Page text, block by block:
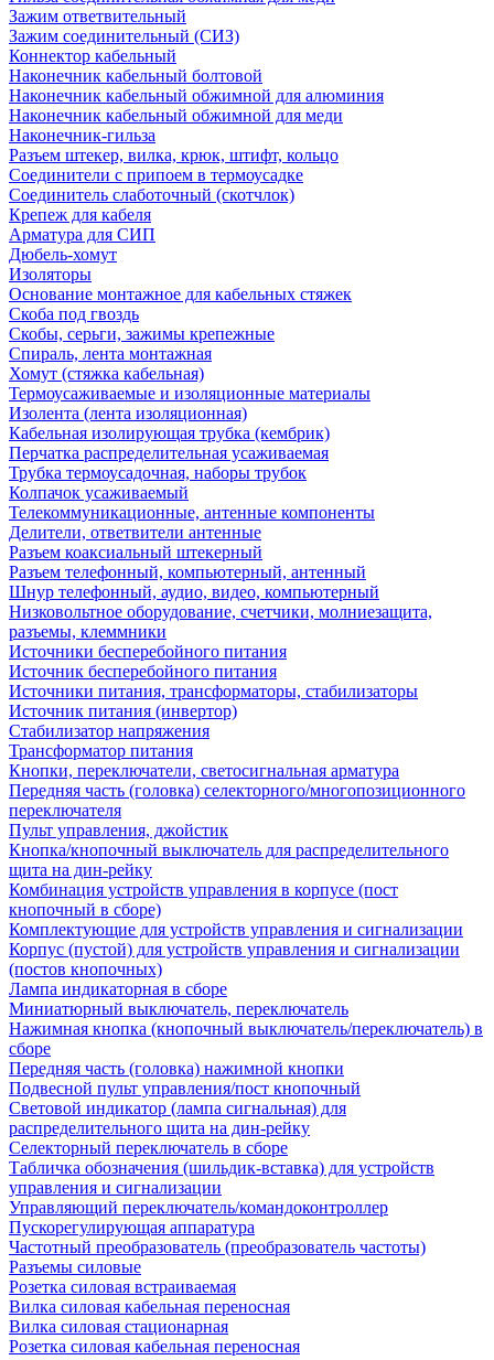
Зажим ответвительный
Зажим соединительный (СИЗ)
Коннектор кабельный
Наконечник кабельный болтовой
Наконечник кабельный обжимной для алюминия
Наконечник кабельный обжимной для меди
Наконечник-гильза
Разъем штекер, вилка, крюк, штифт, кольцо
Соединители с припоем в термоусадке
Соединитель слаботочный (скотчлок)
Крепеж для кабеля
Арматура для СИП
Дюбель-хомут
Изоляторы
Основание монтажное для кабельных стяжек
Скоба под гвоздь
Скобы, серьги, зажимы крепежные
Спираль, лента монтажная
Хомут (стяжка кабельная)
Термоусаживаемые и изоляционные материалы
Изолента (лента изоляционная)
Кабельная изолирующая трубка (кембрик)
Перчатка распределительная усаживаемая
Трубка термоусадочная, наборы трубок
Колпачок усаживаемый
Телекоммуникационные, антенные компоненты
Делители, ответвители антенные
Разъем коаксиальный штекерный
Разъем телефонный, компьютерный, антенный
Шнур телефонный, аудио, видео, компьютерный
Низковольтное оборудование, счетчики, молниезащита,
разъемы, клеммники
Источники бесперебойного питания
Источник бесперебойного питания
Источники питания, трансформаторы, стабилизаторы
Источник питания (инвертор)
Стабилизатор напряжения
Трансформатор питания
Кнопки, переключатели, светосигнальная арматура
Передняя часть (головка) селекторного/многопозиционного
переключателя
Пульт управления, джойстик
Кнопка/кнопочный выключатель для распределительного
щита на дин-рейку
Комбинация устройств управления в корпусе (пост
кнопочный в сборе)
Комплектующие для устройств управления и сигнализации
Корпус (пустой) для устройств управления и сигнализации
(постов кнопочных)
Лампа индикаторная в сборе
Миниатюрный выключатель, переключатель
Нажимная кнопка (кнопочный выключатель/переключатель) в
сборе
Передняя часть (головка) нажимной кнопки
Подвесной пульт управления/пост кнопочный
Световой индикатор (лампа сигнальная) для
распределительного щита на дин-рейку
Селекторный переключатель в сборе
Табличка обозначения (шильдик-вставка) для устройств
управления и сигнализации
Управляющий переключатель/командоконтроллер
Пускорегулирующая аппаратура
Частотный преобразователь (преобразователь частоты)
Разъемы силовые
Розетка силовая встраиваемая
Вилка силовая кабельная переносная
Вилка силовая стационарная
Розетка силовая кабельная переносная